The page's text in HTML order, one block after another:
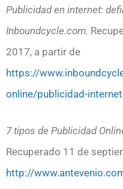
Publicidad en internet:
Inboundcycle.com.
2017, a partir de
https://
online/publicidad-internet
7 tipos de Publicidad
Recuperado 11 de
http://